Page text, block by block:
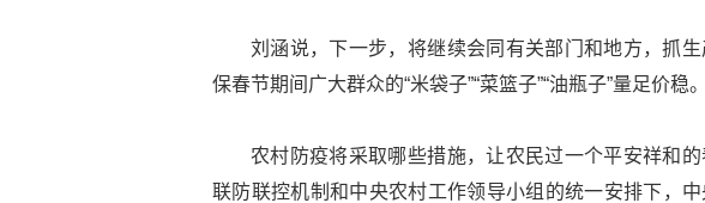
刘涵说，下一步，将继续会同有关部门和地方，抓
保春节期间广大群众的“米袋子”“菜篮子”“油瓶子”量足价稳。
农村防疫将采取哪些措施，让农民过一个平安祥和
联防联控机制和中央农村工作领导小组的统一安排下，